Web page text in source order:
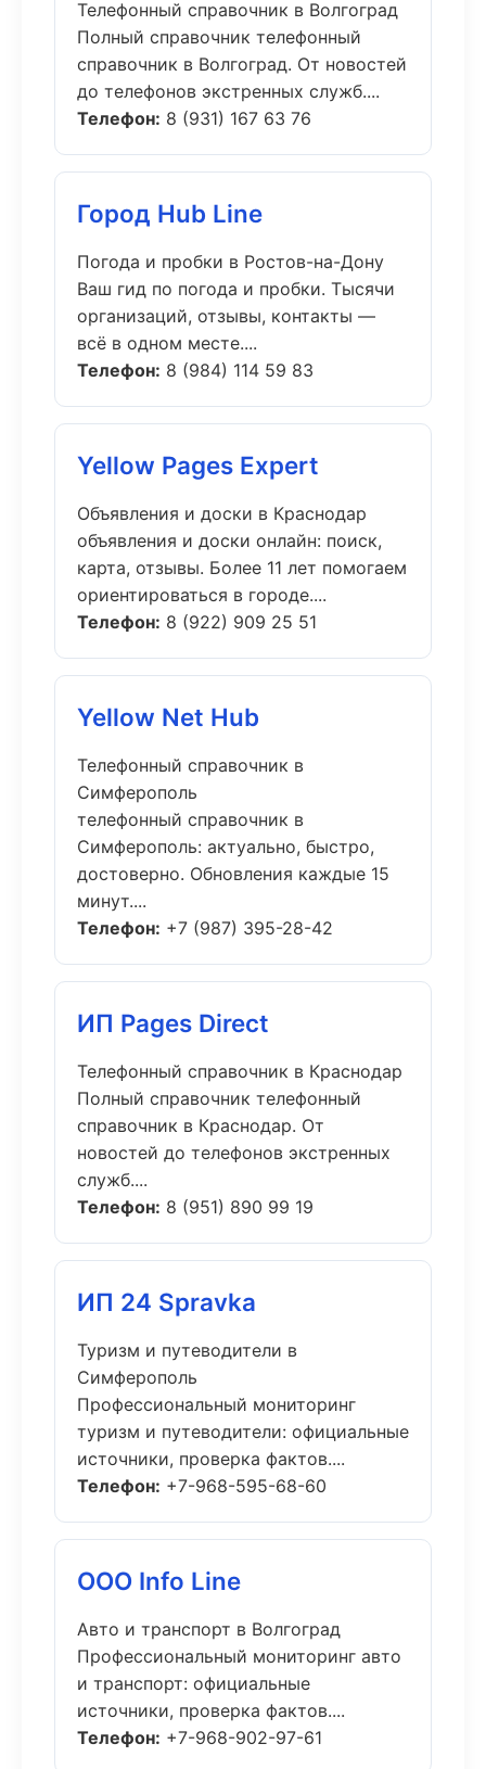
Телефонный справочник в Волгоград
Полный справочник телефонный
справочник в Волгоград. От новостей
до телефонов экстренных служб....
Телефон: 8 (931) 167 63 76
Город Hub Line
Погода и пробки в Ростов-на-Дону
Ваш гид по погода и пробки. Тысячи
организаций, отзывы, контакты —
всё в одном месте....
Телефон: 8 (984) 114 59 83
Yellow Pages Expert
Объявления и доски в Краснодар
объявления и доски онлайн: поиск,
карта, отзывы. Более 11 лет помогаем
ориентироваться в городе....
Телефон: 8 (922) 909 25 51
Yellow Net Hub
Телефонный справочник в
Симферополь
телефонный справочник в
Симферополь: актуально, быстро,
достоверно. Обновления каждые 15
минут....
Телефон: +7 (987) 395-28-42
ИП Pages Direct
Телефонный справочник в Краснодар
Полный справочник телефонный
справочник в Краснодар. От
новостей до телефонов экстренных
служб....
Телефон: 8 (951) 890 99 19
ИП 24 Spravka
Туризм и путеводители в
Симферополь
Профессиональный мониторинг
туризм и путеводители: официальные
источники, проверка фактов....
Телефон: +7-968-595-68-60
ООО Info Line
Авто и транспорт в Волгоград
Профессиональный мониторинг авто
и транспорт: официальные
источники, проверка фактов....
Телефон: +7-968-902-97-61